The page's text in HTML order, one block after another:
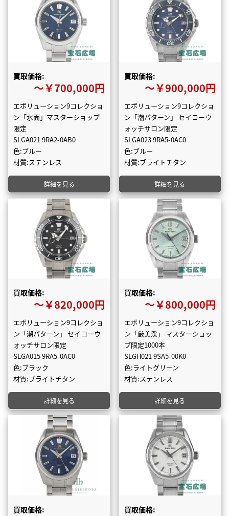
買取価格:
〜￥700,000円
エボリューション9コレクショ
ン「水面」マスターショップ
限定
SLGA021 9RA2-0AB0
色:ブルー
材質:ステンレス
詳細を見る
買取価格:
〜￥900,000円
エボリューション9コレクショ
ン「潮パターン」 セイコーウ
ォッチサロン限定
SLGA023 9RA5-0AC0
色:ブルー
材質:ブライトチタン
詳細を見る
買取価格:
〜￥820,000円
エボリューション9コレクショ
ン「潮パターン」 セイコーウ
ォッチサロン限定
SLGA015 9RA5-0AC0
色:ブラック
材質:ブライトチタン
詳細を見る
買取価格:
〜￥800,000円
エボリューション9コレクショ
ン「厳美渓」 マスターショッ
プ限定1000本
SLGH021 9SA5-00K0
色:ライトグリーン
材質:ステンレス
詳細を見る
買取価格: 買取価格: